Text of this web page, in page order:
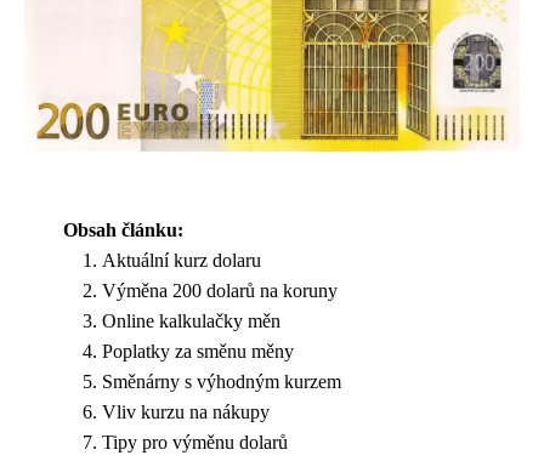
Obsah článku:
Aktuální kurz dolaru
Výměna 200 dolarů na koruny
Online kalkulačky měn
Poplatky za směnu měny
Směnárny s výhodným kurzem
Vliv kurzu na nákupy
Tipy pro výměnu dolarů